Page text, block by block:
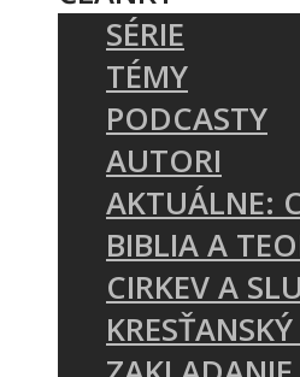
SÉRIE
TÉMY
PODCASTY
AUTORI
AKTUÁLNE:
BIBLIA A
CIRKEV A